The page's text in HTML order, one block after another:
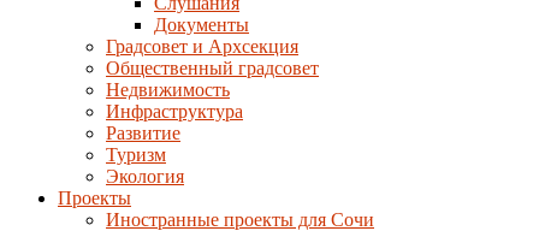
Документы
Градсовет и Архсекция
Общественный градсовет
Недвижимость
Инфраструктура
Развитие
Туризм
Экология
Проекты
Иностранные проекты для Сочи